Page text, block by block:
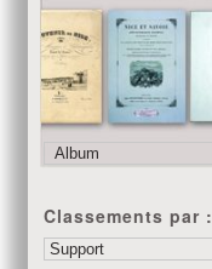
Classements par :